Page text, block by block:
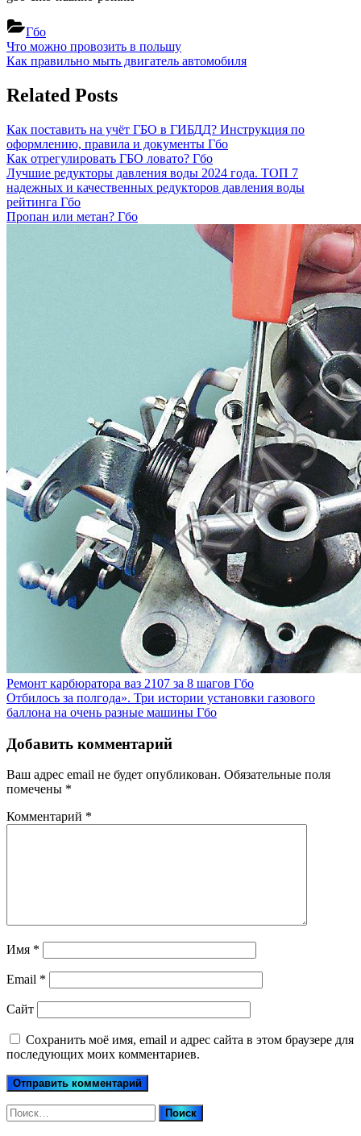
Гбо
Навигация
по
записям
Previous
Post:
Что можно провозить в польшу
Next
Как правильно мыть двигатель автомобиля
Related Posts
Как поставить на учёт ГБО в ГИБДД? Инструкция по
оформлению, правила и документы Гбо
Как отрегулировать ГБО ловато? Гбо
Лучшие редукторы давления воды 2024 года. ТОП 7
надежных и качественных редукторов давления воды
рейтинга Гбо
Пропан или метан? Гбо
Ремонт карбюратора ваз 2107 за 8 шагов Гбо
Отбилось за полгода». Три истории установки газового
баллона на очень разные машины Гбо
Добавить комментарий
Ваш адрес email не будет опубликован. Обязательные поля
помечены *
Комментарий *
Имя *
Email *
Сайт
Сохранить моё имя, email и адрес сайта в этом браузере для
последующих моих комментариев.
Найти: